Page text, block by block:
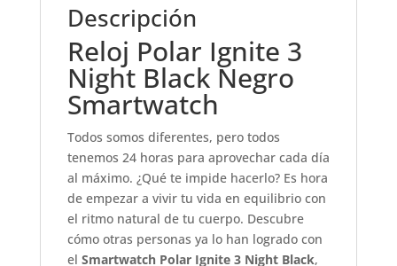
Descripción
Reloj Polar Ignite 3
Night Black Negro
Smartwatch
Todos somos diferentes, pero todos
tenemos 24 horas para aprovechar cada día
al máximo. ¿Qué te impide hacerlo? Es hora
de empezar a vivir tu vida en equilibrio con
el ritmo natural de tu cuerpo. Descubre
cómo otras personas ya lo han logrado con
el Smartwatch Polar Ignite 3 Night Black,